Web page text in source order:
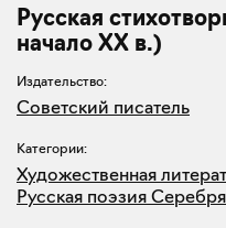
Русская
начало XX в.)
Издательство:
Советский писатель
Категории:
Художественная
Русская поэзия